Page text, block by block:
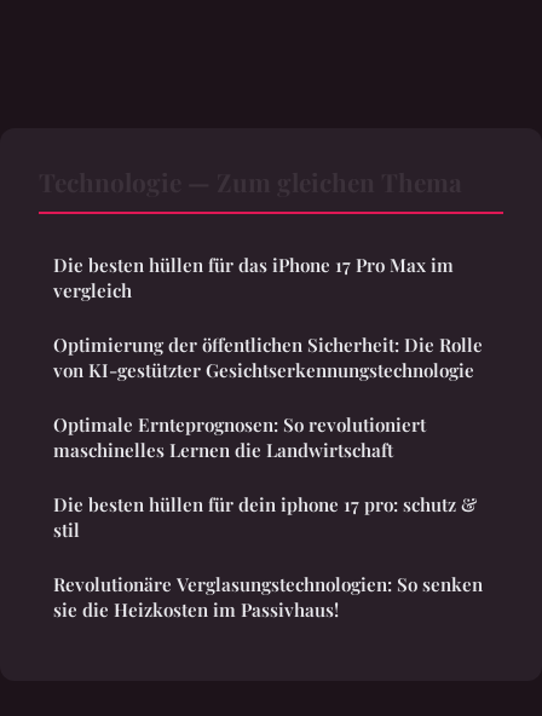
Die besten hüllen für das iPhone 17 Pro Max im
vergleich
Optimierung der öffentlichen Sicherheit: Die Rolle
von KI-gestützter Gesichtserkennungstechnologie
Optimale Ernteprognosen: So revolutioniert
maschinelles Lernen die Landwirtschaft
Die besten hüllen für dein iphone 17 pro: schutz &
stil
Revolutionäre Verglasungstechnologien: So senken
sie die Heizkosten im Passivhaus!